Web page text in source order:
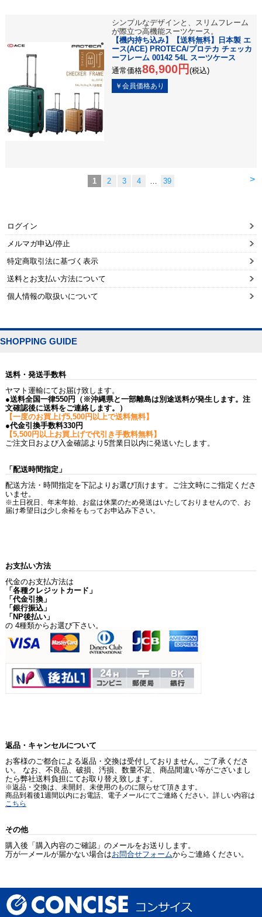
シンプルなデザインと、スリムフレーム
が際立つ高機能スーツケース。
【機内持ち込み】【送料無料】日本製 エ
ース(ACE) PROTECA/プロテカ チェッカ
ーフレーム 00142 54L スーツケース
通常価格86,900円 (税込)
>
1 2 3 4 … 39
ログイン
メルマガ申込/停止
特定商取引法に基づく表示
送料とお支払い方法について
個人情報の取扱いについて
SHOPPING GUIDE
送料・発送手数料
ヤマト運輸にてお届け致します。
●送料全国一律550円（※沖縄県と一部離島は別途送料が発生します。注
文確認後に送料をご連絡します。）
【一度のお買上げ5,500円以上で送料無料】
●代金引換手数料330円
【5,500円以上お買上げで代引き手数料無料】
ご注文日および入金確認より5営業日以内に発送いたします。
「配送時間指定」
配送方法・時間指定を下記よりお選び頂けます。ご注文時にご指定くださ
いませ。
※土日祝日、年末年始、お盆は休業のため発送はいたしておりませんので、お
届け希望日は少し余裕をもってお申込み下さい。
お支払い方法
代金のお支払方法は
「各種クレジットカード」
「代金引換」
「銀行振込」
「NP後払い」
の 4種類からお選び下さい。
返品・キャンセルについて
お客様のご都合による返品・交換は受付しておりません。ご了承くださ
い。 なお、不良品、破損、汚損、数量不足、商品間違い等がございまし
たら弊社送料負担にてお取り替え致します。
※返品・交換は、未開封、未使用のものに限らせて頂きます。
商品到着後1週間以内にお電話、電子メールにてご連絡ください。詳しい内容は
こちら
その他
購入後「購入内容のご確認」のメールをお送りします。
万が一メールが届かない場合はお問合せフォームからご連絡ください。